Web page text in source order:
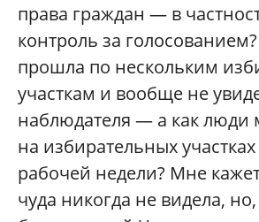
права граждан — в
контроль за
прошла по нескольким
участкам и вообще не
наблюдателя — а как люди
на избирательных
рабочей недели? Мне
чуда никогда не видела,